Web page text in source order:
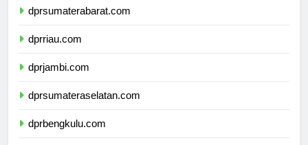
dprsumaterabarat.com
dprriau.com
dprjambi.com
dprsumateraselatan.com
dprbengkulu.com